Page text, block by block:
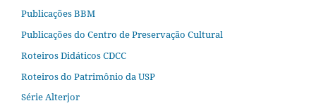
Publicações BBM
Publicações do Centro de Preservação Cultural
Roteiros Didáticos CDCC
Roteiros do Patrimônio da USP
Série Alterjor